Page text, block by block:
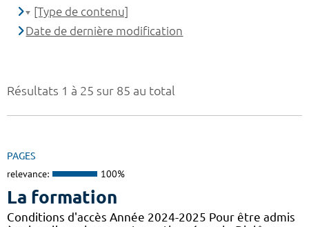
Résultats 1 à 25 sur 85 au total
PAGES
relevance: 100%
La formation
Conditions d'accès Année 2024-2025 Pour être admis
[Type de contenu]
Date de dernière modification